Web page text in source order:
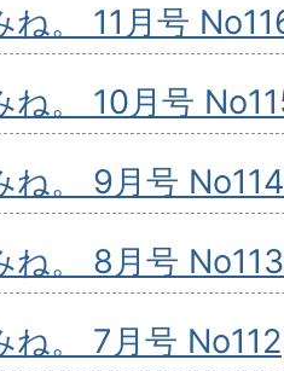
ね。 11月号
ね。 10月号
ね。 9月号 No114
ね。 8月号 No113
ね。 7月号 No112